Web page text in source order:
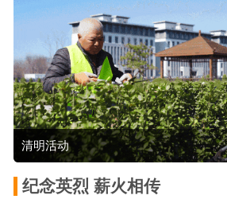
清明活动
纪念英烈 薪火相传